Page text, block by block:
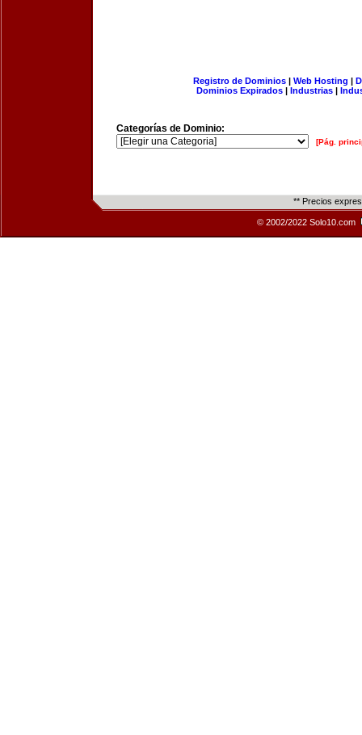
Registro de Dominios| Web Hosting |
Dominios Expirados | Industrias |
Categorías de Dominio:
[Pág.
** Precios
© 2002/2022 Solo10.com